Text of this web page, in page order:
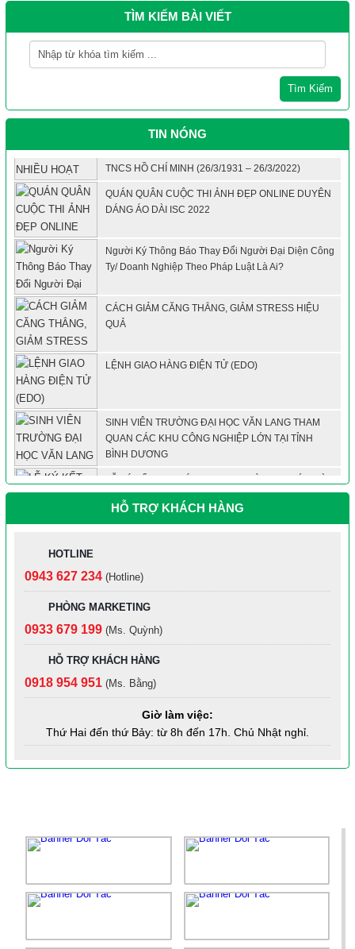
TÌM KIẾM BÀI VIẾT
Tìm Kiếm
TIN NÓNG
Đồng nghiệp
BECAMEX ISC SÔI NỔI NHIỀU HOẠT ĐỘNG CHÀO
MỪNG KỶ NIỆM 91 NĂM NGÀY THÀNH LẬP ĐOÀN
TNCS HỒ CHÍ MINH (26/3/1931 – 26/3/2022)
DÁNG ÁO DÀI ISC 2022
Người Ký Thông Báo Thay Đổi Người Đại Diện Công
CÁCH GIẢM CĂNG THẲNG, GIẢM STRESS HIỆU
LỆNH GIAO HÀNG ĐIỆN TỬ (EDO)
BÌNH DƯƠNG
LỄ KÝ KẾT HỢP TÁC BECAMEX BÌNH PHƯỚC VÀ
TRƯỜNG CAO ĐẲNG CÔNG NGHIỆP CAO SU
Đóng đủ 20 năm BHXH sau đó nghỉ hưu, người lao
động nhận được trợ cấp gì?
cho người lạ mượn thẻ CCCD
Trường Mầm Non Hoa Sen Mỹ Phước
THAI KỲ AN NHÀN CÙNG HAPPY SHOP
40 THÓI QUEN TỐT GIÚP BẠN KIẾN TẠO CUỘC ĐỜI
BÌNH PHƯỚC ĐÓN HÀNG TRĂM DOANH NGHIỆP,
HỖ TRỢ KHÁCH HÀNG
HOTLINE
0943 627 234 (Hotline)
PHÒNG MARKETING
0933 679 199 (Ms. Quỳnh)
HỖ TRỢ KHÁCH HÀNG
0918 954 951 (Ms. Bằng)
Giờ làm việc:
Thứ Hai đến thứ Bảy: từ 8h đến 17h. Chủ Nhật nghỉ.